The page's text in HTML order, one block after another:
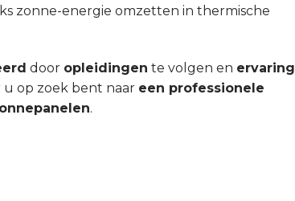
zonne-energie omzetten in thermische
door opleidingen te volgen en ervaring
u op zoek bent naar een professionele
.